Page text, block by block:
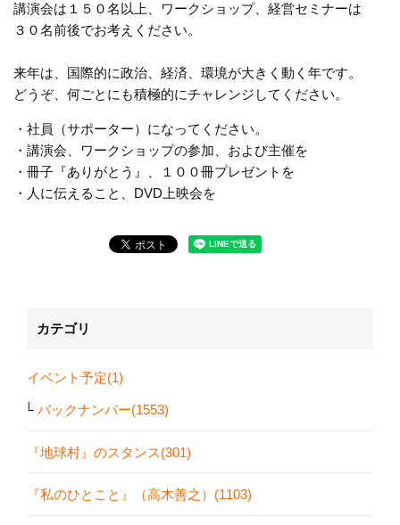
講演会は１５０名以上、ワークショップ、経営セミナーは
３０名前後でお考えください。
来年は、国際的に政治、経済、環境が大きく動く年です。
どうぞ、何ごとにも積極的にチャレンジしてください。
・社員（サポーター）になってください。
・講演会、ワークショップの参加、および主催を
・冊子『ありがとう』、１００冊プレゼントを
・人に伝えること、DVD上映会を
カテゴリ
イベント予定(1)
バックナンバー(1553)
『地球村』のスタンス(301)
『私のひとこと』（高木善之）(1103)